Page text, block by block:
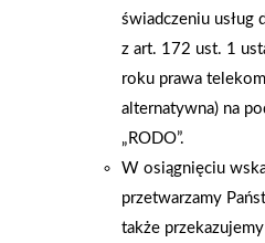
świadczeniu usług
z art. 172 ust. 1
roku prawa
alternatywna) na
„RODO”.
W osiągnięciu
przetwarzamy
także